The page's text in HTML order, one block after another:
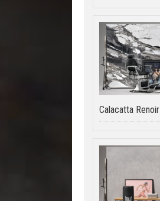
Calacatta Renoir